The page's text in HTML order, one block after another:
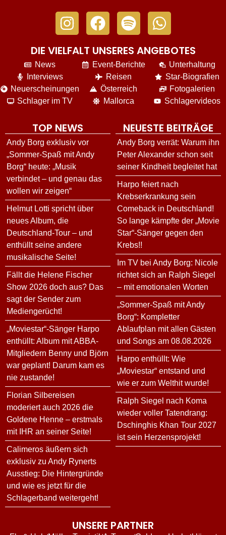
DIE VIELFALT UNSERES ANGEBOTES
News
Interviews
Neuerscheinungen
Schlager im TV
Event-Berichte
Reisen
Österreich
Mallorca
Unterhaltung
Star-Biografien
Fotogalerien
Schlagervideos
TOP NEWS
Andy Borg exklusiv vor
„Sommer-Spaß mit Andy
Borg“ heute: „Musik
verbindet – und genau das
wollen wir zeigen“
Helmut Lotti spricht über
neues Album, die
Deutschland-Tour – und
enthüllt seine andere
musikalische Seite!
Fällt die Helene Fischer
Show 2026 doch aus? Das
sagt der Sender zum
Mediengerücht!
„Moviestar“-Sänger Harpo
enthüllt: Album mit ABBA-
Mitgliedern Benny und Björn
war geplant! Darum kam es
nie zustande!
Florian Silbereisen
moderiert auch 2026 die
Goldene Henne – erstmals
mit IHR an seiner Seite!
Calimeros äußern sich
exklusiv zu Andy Rynerts
Ausstieg: Die Hintergründe
und wie es jetzt für die
Schlagerband weitergeht!
NEUESTE BEITRÄGE
Andy Borg verrät: Warum ihn
Peter Alexander schon seit
seiner Kindheit begleitet hat
Harpo feiert nach
Krebserkrankung sein
Comeback in Deutschland!
So lange kämpfte der „Movie
Star“-Sänger gegen den
Krebs!!
Im TV bei Andy Borg: Nicole
richtet sich an Ralph Siegel
– mit emotionalen Worten
„Sommer-Spaß mit Andy
Borg“: Kompletter
Ablaufplan mit allen Gästen
und Songs am 08.08.2026
Harpo enthüllt: Wie
„Moviestar“ entstand und
wie er zum Welthit wurde!
Ralph Siegel nach Koma
wieder voller Tatendrang:
Dschinghis Khan Tour 2027
ist sein Herzensprojekt!
UNSERE PARTNER